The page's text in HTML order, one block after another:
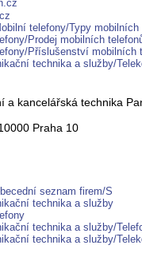
telefony/Typy mobilních
Prodej mobilních
Příslušenství mobilních
technika a služby/
a kancelářská technika
Praha 10
seznam firem/S
technika a služby
technika a služby/
technika a služby/